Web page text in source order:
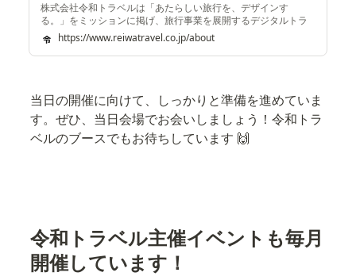
株式会社令和トラベルは「あたらしい旅行を、デザインす
る。」をミッションに掲げ、旅行事業を展開するデジタルトラ
ベルエージェンシーです。
https://www.reiwatravel.co.jp/about
当日の開催に向けて、しっかりと準備を進めていま
す。ぜひ、当日会場でお会いしましょう！令和トラ
ベルのブースでもお待ちしています 🙌
令和トラベル主催イベントも毎月
開催しています！